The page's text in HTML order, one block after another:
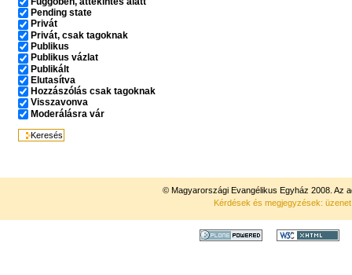
Pending state
Privát
Privát, csak tagoknak
Publikus
Publikus vázlat
Publikált
Elutasítva
Hozzászólás csak tagoknak
Visszavonva
Moderálásra vár
© Magyarországi Evangélikus Egyház 2008. Az
Kérdések és megjegyzések: